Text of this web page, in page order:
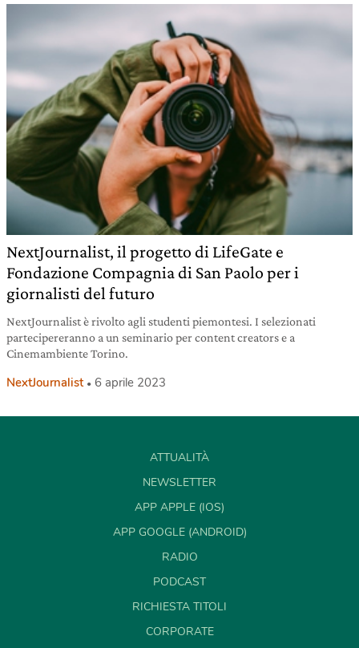
NextJournalist, il progetto di LifeGate e
Fondazione Compagnia di San Paolo per i
giornalisti del futuro
NextJournalist è rivolto agli studenti piemontesi. I selezionati
partecipereranno a un seminario per content creators e a
Cinemambiente Torino.
NextJournalist 6 aprile 2023
ATTUALITÀ
NEWSLETTER
APP APPLE (IOS)
APP GOOGLE (ANDROID)
RADIO
PODCAST
RICHIESTA TITOLI
CORPORATE